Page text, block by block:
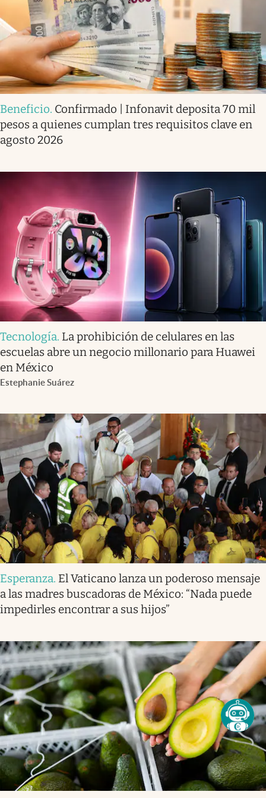
Beneficio. Confirmado | Infonavit deposita 70 mil
pesos a quienes cumplan tres requisitos clave en
agosto 2026
Tecnología. La prohibición de celulares en las
escuelas abre un negocio millonario para Huawei
en México
Estephanie Suárez
Esperanza. El Vaticano lanza un poderoso mensaje
a las madres buscadoras de México: “Nada puede
impedirles encontrar a sus hijos”